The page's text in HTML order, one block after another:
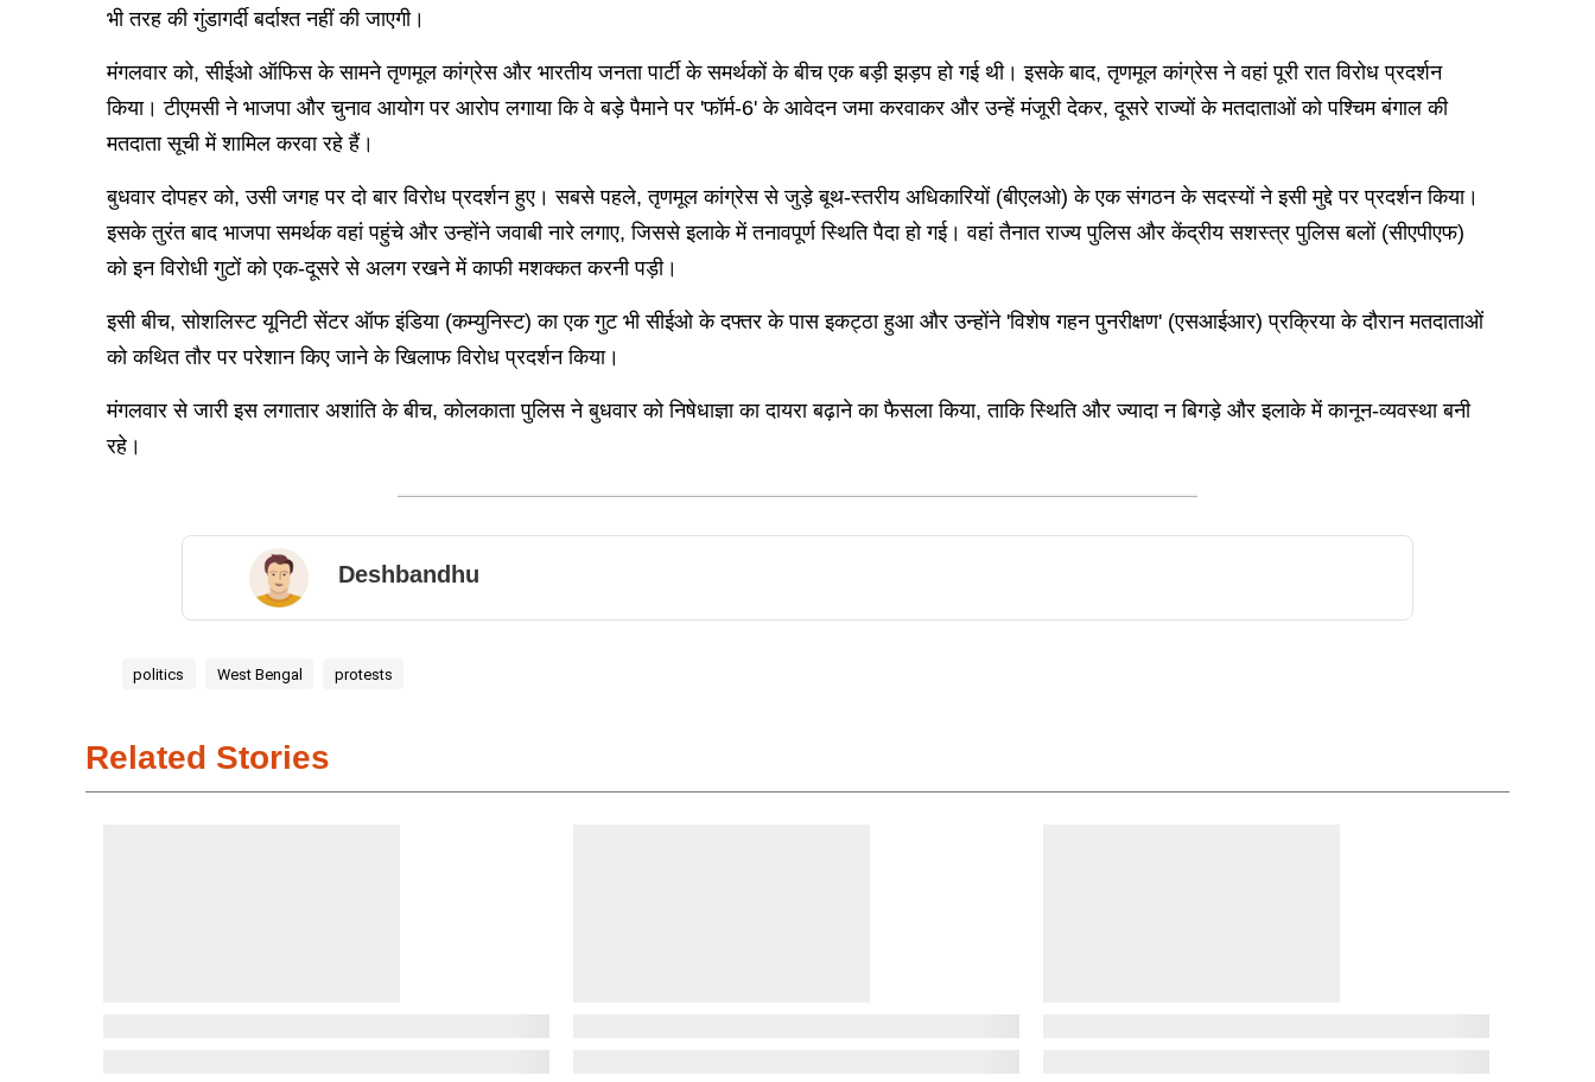
भी तरह की गुंडागर्दी बर्दाश्त नहीं की जाएगी।
मंगलवार को, सीईओ ऑफिस के सामने तृणमूल कांग्रेस और भारतीय जनता पार्टी के समर्थकों के बीच एक बड़ी झड़प हो गई थी। इसके बाद, तृणमूल कांग्रेस ने वहां पूरी रात विरोध प्रदर्शन
किया। टीएमसी ने भाजपा और चुनाव आयोग पर आरोप लगाया कि वे बड़े पैमाने पर 'फॉर्म-6' के आवेदन जमा करवाकर और उन्हें मंजूरी देकर, दूसरे राज्यों के मतदाताओं को पश्चिम बंगाल की
मतदाता सूची में शामिल करवा रहे हैं।
बुधवार दोपहर को, उसी जगह पर दो बार विरोध प्रदर्शन हुए। सबसे पहले, तृणमूल कांग्रेस से जुड़े बूथ-स्तरीय अधिकारियों (बीएलओ) के एक संगठन के सदस्यों ने इसी मुद्दे पर प्रदर्शन किया।
इसके तुरंत बाद भाजपा समर्थक वहां पहुंचे और उन्होंने जवाबी नारे लगाए, जिससे इलाके में तनावपूर्ण स्थिति पैदा हो गई। वहां तैनात राज्य पुलिस और केंद्रीय सशस्त्र पुलिस बलों (सीएपीएफ)
को इन विरोधी गुटों को एक-दूसरे से अलग रखने में काफी मशक्कत करनी पड़ी।
इसी बीच, सोशलिस्ट यूनिटी सेंटर ऑफ इंडिया (कम्युनिस्ट) का एक गुट भी सीईओ के दफ्तर के पास इकट्ठा हुआ और उन्होंने 'विशेष गहन पुनरीक्षण' (एसआईआर) प्रक्रिया के दौरान मतदाताओं
को कथित तौर पर परेशान किए जाने के खिलाफ विरोध प्रदर्शन किया।
मंगलवार से जारी इस लगातार अशांति के बीच, कोलकाता पुलिस ने बुधवार को निषेधाज्ञा का दायरा बढ़ाने का फैसला किया, ताकि स्थिति और ज्यादा न बिगड़े और इलाके में कानून-व्यवस्था बनी
रहे।
Deshbandhu
politics West Bengal protests
Related Stories